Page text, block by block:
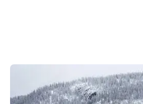
Manuellt
Välj tillvägagångssätt